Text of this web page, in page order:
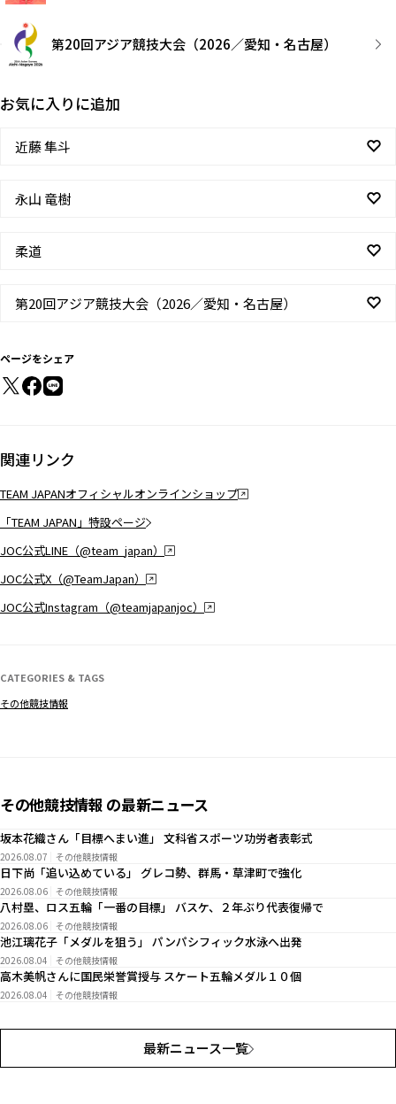
第20回アジア競技大会（2026／愛知・名古屋）
お気に入りに追加
近藤 隼斗
永山 竜樹
柔道
第20回アジア競技大会（2026／愛知・名古屋）
ページをシェア
関連リンク
TEAM JAPANオフィシャルオンラインショップ
「TEAM JAPAN」特設ページ
JOC公式LINE（@team_japan）
JOC公式X（@TeamJapan）
JOC公式Instagram（@teamjapanjoc）
CATEGORIES & TAGS
その他競技情報
その他競技情報 の最新ニュース
坂本花織さん「目標へまい進」 文科省スポーツ功労者表彰式
2026.08.07 その他競技情報
日下尚「追い込めている」 グレコ勢、群馬・草津町で強化
2026.08.06 その他競技情報
八村塁、ロス五輪「一番の目標」 バスケ、２年ぶり代表復帰で
2026.08.06 その他競技情報
池江璃花子「メダルを狙う」 パンパシフィック水泳へ出発
2026.08.04 その他競技情報
高木美帆さんに国民栄誉賞授与 スケート五輪メダル１０個
2026.08.04 その他競技情報
最新ニュース一覧